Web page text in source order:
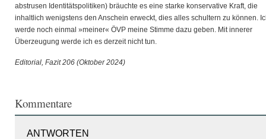
abstrusen Identitätspolitiken) bräuchte es eine starke konservative Kraft, die
inhaltlich wenigstens den Anschein erweckt, dies alles schultern zu können.
werde noch einmal »meiner« ÖVP meine Stimme dazu geben. Mit innerer
Überzeugung werde ich es derzeit nicht tun.
Editorial, Fazit 206 (Oktober 2024)
Kommentare
ANTWORTEN